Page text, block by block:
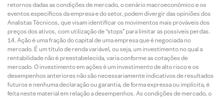
retornos dadas as condições de mercado, o cenário macroeconômico e os
eventos específicos da empresa e do setor, podem divergir das opiniões dos
Analistas Técnicos, que visam identificar os movimentos mais prováveis dos
preços dos ativos, com utilização de “stops” para limitar as possíveis perdas.
Ação é uma fração do capital de uma empresa que é negociada no
mercado. É um título de renda variável, ou seja, um investimento no qual a
rentabilidade não é preestabelecida, varia conforme as cotações de
mercado. O investimento em ações é um investimento de alto risco e os
desempenhos anteriores não são necessariamente indicativos de resultados
futuros e nenhuma declaração ou garantia, de forma expressa ou implícita, é
feita neste material em relação a desempenhos. As condições de mercado, o